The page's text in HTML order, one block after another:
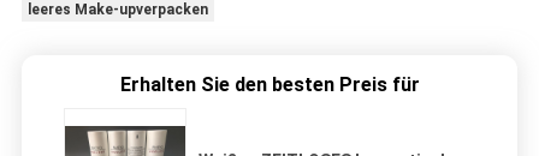
leeres Make-upverpacken
Erhalten Sie den besten Preis für